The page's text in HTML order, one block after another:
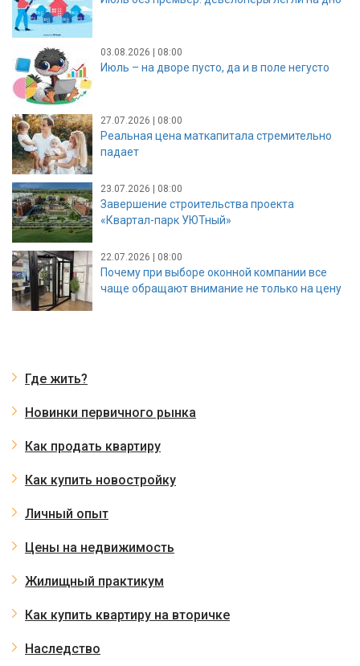
03.08.2026 | 08:00
Июль – на дворе пусто, да и в поле негусто
27.07.2026 | 08:00
Реальная цена маткапитала стремительно
падает
23.07.2026 | 08:00
Завершение строительства проекта
«Квартал-парк УЮТный»
22.07.2026 | 08:00
Почему при выборе оконной компании все
чаще обращают внимание не только на цену
Где жить?
Новинки первичного рынка
Как продать квартиру
Как купить новостройку
Личный опыт
Цены на недвижимость
Жилищный практикум
Как купить квартиру на вторичке
Наследство